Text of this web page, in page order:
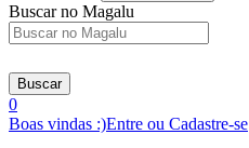
Buscar no Magalu
Buscar
0
Boas vindas :)Entre ou Cadastre-se